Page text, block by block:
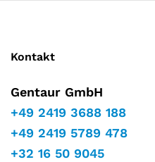
Kontakt
Gentaur GmbH
+49 2419 3688 188
+49 2419 5789 478
+32 16 50 9045